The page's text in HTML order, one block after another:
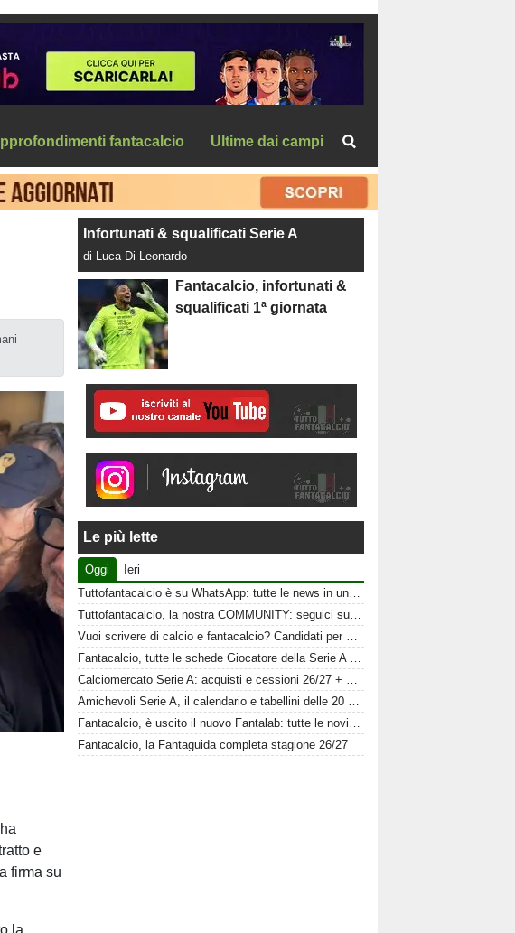
fantacalcio Ultime dai campi
e
firma su
la
Infortunati & squalificati Serie A
di Luca Di Leonardo
Fantacalcio, infortunati &
squalificati 1ª giornata
Le più lette
Oggi
Ieri
Tuttofantacalcio è su WhatsApp: tutte le news in un click
Tuttofantacalcio, la nostra COMMUNITY: seguici sui nostri canali social
Vuoi scrivere di calcio e fantacalcio? Candidati per Tuttofantacalcio
Fantacalcio, tutte le schede Giocatore della Serie A 26-27
Calciomercato Serie A: acquisti e cessioni 26/27 + schede al fantacalcio
Amichevoli Serie A, il calendario e tabellini delle 20 squadre
Fantacalcio, è uscito il nuovo Fantalab: tutte le novità 2026-2027
Fantacalcio, la Fantaguida completa stagione 26/27